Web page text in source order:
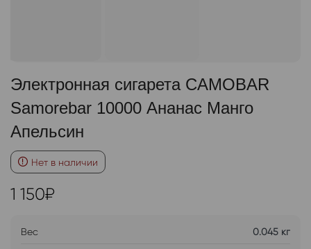
Электронная сигарета CAMOBAR
Samorebar 10000 Ананас Манго
Апельсин
Нет в наличии
1 150₽
Вес 0.045 кг